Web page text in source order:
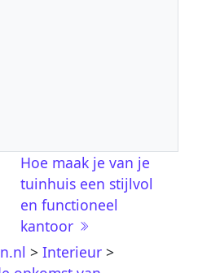
Hoe maak je van je
tuinhuis een stijlvol
en functioneel
kantoor
> Interieur >